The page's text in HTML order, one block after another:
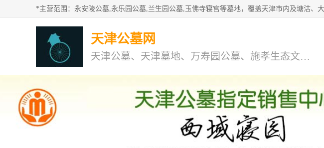
天津公墓网
天津公墓、天津墓地、万寿园公墓、施孝生态文化陵园